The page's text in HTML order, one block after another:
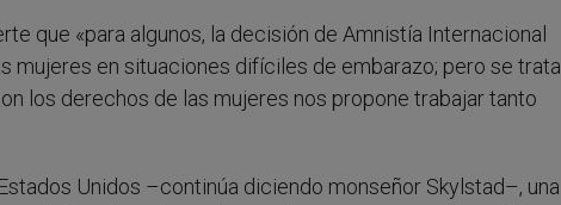
que «para algunos, la decisión de Amnistía Internacional
mujeres en situaciones difíciles de embarazo; pero se trata
los derechos de las mujeres nos propone trabajar tanto
Unidos –continúa diciendo monseñor Skylstad–, una